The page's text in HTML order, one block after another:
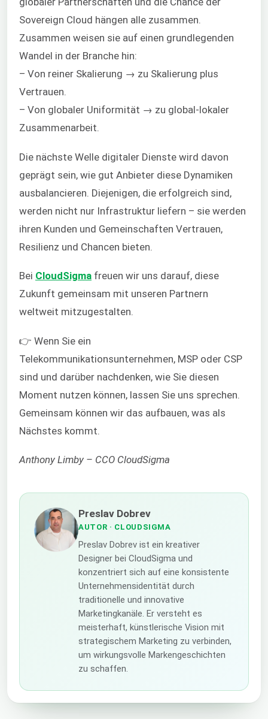
Sovereign Cloud hängen alle zusammen.
Zusammen weisen sie auf einen grundlegenden
Wandel in der Branche hin:
– Von reiner Skalierung → zu Skalierung plus
Vertrauen.
– Von globaler Uniformität → zu global-lokaler
Zusammenarbeit.
Die nächste Welle digitaler Dienste wird davon
geprägt sein, wie gut Anbieter diese Dynamiken
ausbalancieren. Diejenigen, die erfolgreich sind,
werden nicht nur Infrastruktur liefern – sie werden
ihren Kunden und Gemeinschaften Vertrauen,
Resilienz und Chancen bieten.
Bei CloudSigma freuen wir uns darauf, diese
Zukunft gemeinsam mit unseren Partnern
weltweit mitzugestalten.
👉 Wenn Sie ein
Telekommunikationsunternehmen, MSP oder CSP
sind und darüber nachdenken, wie Sie diesen
Moment nutzen können, lassen Sie uns sprechen.
Gemeinsam können wir das aufbauen, was als
Nächstes kommt.
Anthony Limby – CCO CloudSigma
Preslav Dobrev
AUTOR · CLOUDSIGMA
Preslav Dobrev ist ein kreativer
Designer bei CloudSigma und
konzentriert sich auf eine konsistente
Unternehmensidentität durch
traditionelle und innovative
Marketingkanäle. Er versteht es
meisterhaft, künstlerische Vision mit
strategischem Marketing zu verbinden,
um wirkungsvolle Markengeschichten
zu schaffen.